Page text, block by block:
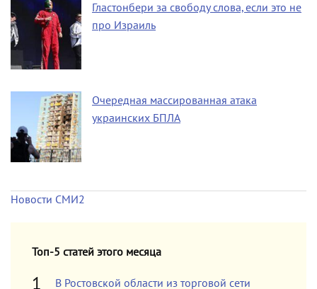
Гластонбери за свободу слова, если это не
про Израиль
Очередная массированная атака
украинских БПЛА
Новости СМИ2
Топ-5 статей этого месяца
В Ростовской области из торговой сети